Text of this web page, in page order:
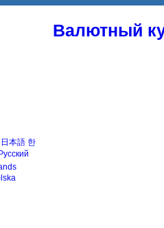
Валютный
日本語 한